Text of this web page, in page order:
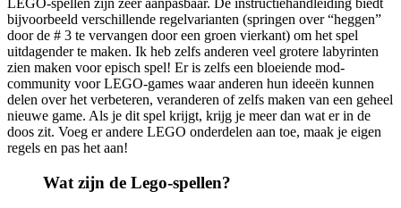
LEGO-spellen zijn zeer aanpasbaar. De instructiehandleiding biedt
bijvoorbeeld verschillende regelvarianten (springen over “heggen”
door de # 3 te vervangen door een groen vierkant) om het spel
uitdagender te maken. Ik heb zelfs anderen veel grotere labyrinten
zien maken voor episch spel! Er is zelfs een bloeiende mod-
community voor LEGO-games waar anderen hun ideeën kunnen
delen over het verbeteren, veranderen of zelfs maken van een geheel
nieuwe game. Als je dit spel krijgt, krijg je meer dan wat er in de
doos zit. Voeg er andere LEGO onderdelen aan toe, maak je eigen
regels en pas het aan!
Wat zijn de Lego-spellen?